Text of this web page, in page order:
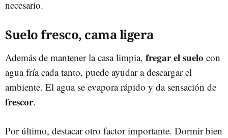
necesario.
Suelo fresco, cama ligera
Además de mantener la casa limpia, fregar el suelo con
agua fría cada tanto, puede ayudar a descargar el
ambiente. El agua se evapora rápido y da sensación de
frescor.
Por último, destacar otro factor importante. Dormir bien